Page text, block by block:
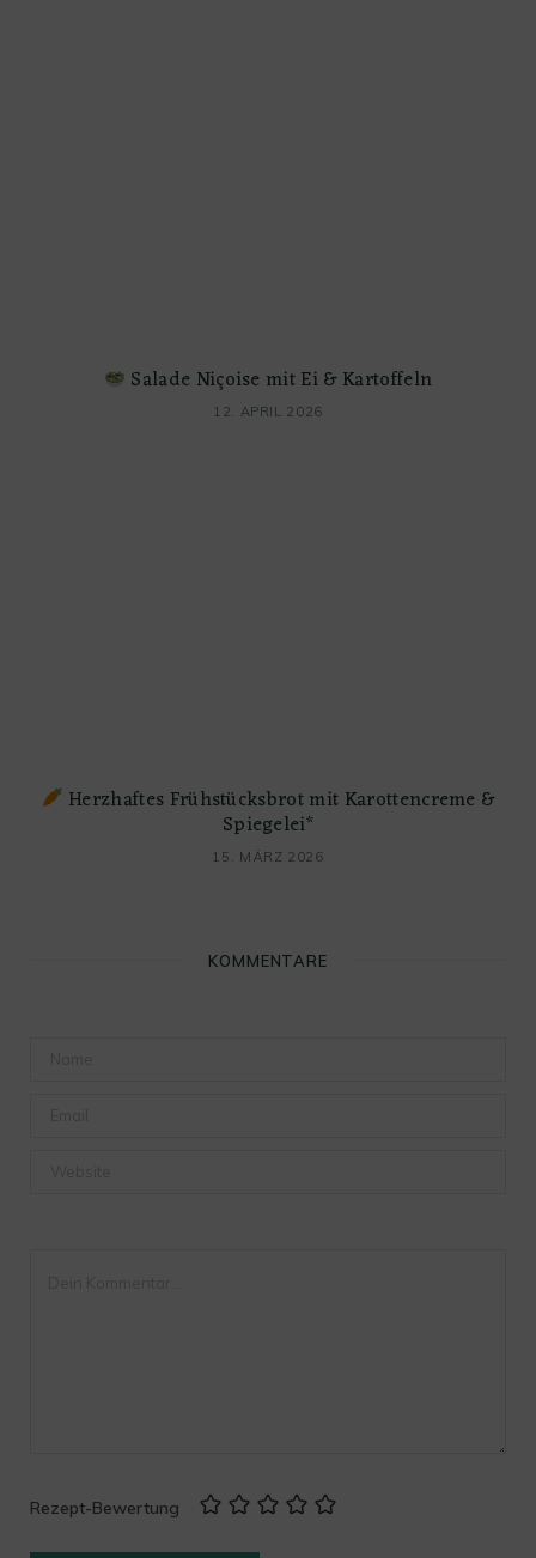
Salade Niçoise mit Ei & Kartoffeln
12. APRIL 2026
Herzhaftes Frühstücksbrot mit Karottencreme &
Spiegelei*
15. MÄRZ 2026
KOMMENTARE
Rezept-Bewertung